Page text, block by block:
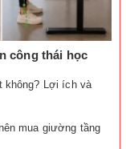
công thái học
không? Lợi ích và
mua giường tầng